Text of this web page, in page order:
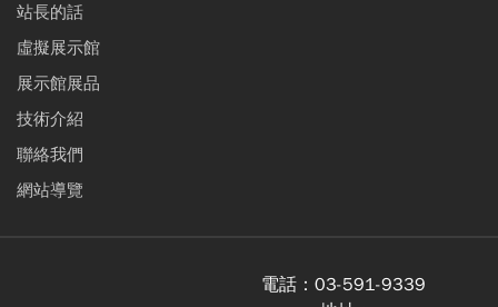
站長的話
虛擬展示館
展示館展品
技術介紹
聯絡我們
網站導覽
電話： 03-591-9339